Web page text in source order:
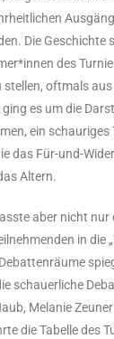
Die Geschichte
des
oftmals aus
es um die
ein schauriges
das Für-und-
Altern.
aber nicht nur
in die
schauerliche
Melanie
die Tabelle des